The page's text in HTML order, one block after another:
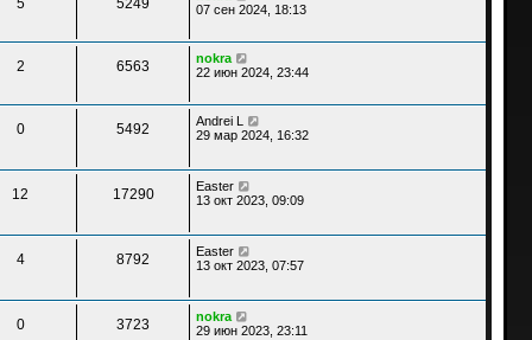
07 сен 2024, 18:13
2 6563
nokra
22 июн 2024, 23:44
0 5492
Andrei L
29 мар 2024, 16:32
12 17290
Easter
13 окт 2023, 09:09
4 8792
Easter
13 окт 2023, 07:57
0 3723
nokra
29 июн 2023, 23:11